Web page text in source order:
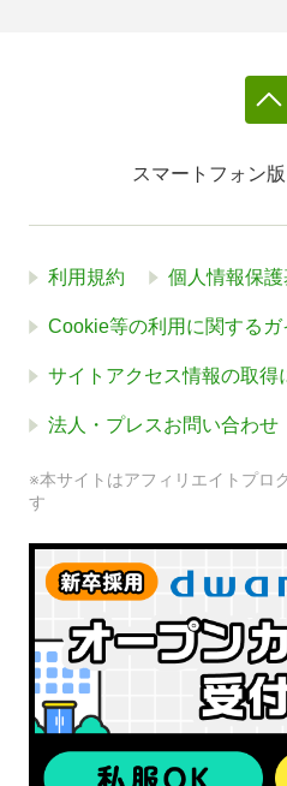
スマートフォン版
利用規約 個人情報保
Cookie等の利用に関するガ
サイトアクセス情報の取得
法人・プレスお問い合わせ
※本サイトはアフィリエイトプロ
す